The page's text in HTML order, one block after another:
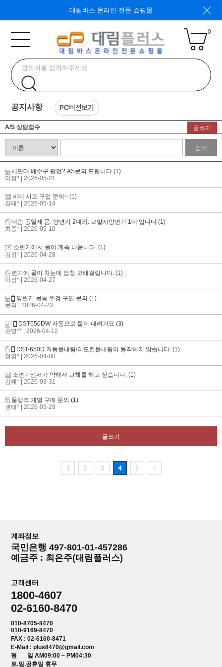
대림바스 온라인 전문 쇼핑몰
0
공지사항
A/S 상담접수 글쓰기
검색
세면대 배수구 팝업? AS문의 드립니다 (1)
이정*
| 2026-05-21
비데 시트 구입 문의~ (1)
김태*
| 2026-05-14
대림 동일제 품. 양변기 2대와. 로얄사양변기 1대 입니다 (1)
최종*
| 2026-05-10
소변기에서 물이 계속 나옵니다. (1)
김정* | 2026-04-28
변기에 물이 차는데 엄청 오래걸립니다. (1)
이성* | 2026-04-27
양변기 물통 뚜겅 구입 문의 (1)
문의 | 2026-04-23
DST650DW 자동으로 물이 내려가요 (3)
손명** | 2026-04-12
DST-650D 자동물내림/리모컨물내림이 동작하지 않습니다. (1)
정영* | 2026-04-08
소변기센서가 약해서 교체를 하고 싶습니다. (1)
김혜* | 2026-03-31
물탱크 개별 구매 문의 (1)
권태* | 2026-03-29
글쓰기
1 2 3 4 5
계좌정보
국민은행 497-801-01-457286
예금주 : 최은주(대림플러스)
고객센터
1800-4607
02-6160-8470
010-8705-8470
010-9169-8470
FAX : 02-6160-8471
E-Mail : plus8470@gmail.com
평 일 AM09:00 ~ PM04:30
토.일.공휴일 휴무